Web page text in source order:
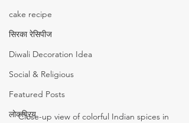
cake recipe
सिरका रेसिपीज
Diwali Decoration Idea
Social & Religious
Featured Posts
लोकप्रिय
Close-up view of colorful Indian spices in